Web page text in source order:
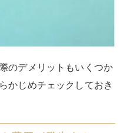
合がほとんどなため、解
れば無駄なお金を払うこ